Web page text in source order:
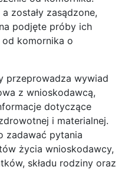
zostały zasądzone,
podjęte próby ich
komornika o
przeprowadza wywiad
z wnioskodawcą,
dotyczące
i materialnej.
zadawać pytania
życia wnioskodawcy,
składu rodziny oraz